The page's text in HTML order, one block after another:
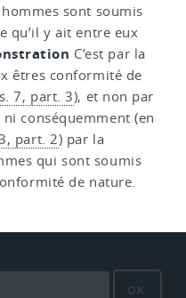
sont soumis
qu’il y ait entre eux
C’est par la
êtres conformité de
7, part. 3), et non par
conséquemment (en
part. 2) par la
qui sont soumis
de nature.
OK